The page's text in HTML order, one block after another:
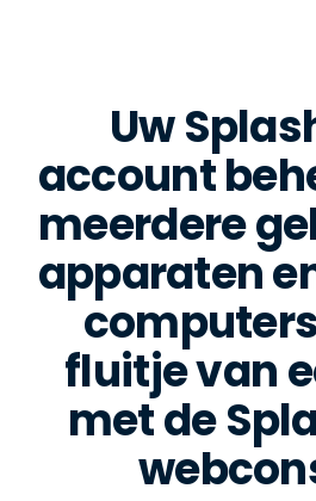
Uw
account
meerdere
apparaten
fluitje van
met de